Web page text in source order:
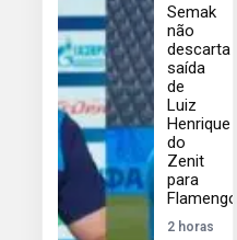
Semak
não
descarta
saída
de
Luiz
Henrique
do
Zenit
para
Flamengo
2 horas